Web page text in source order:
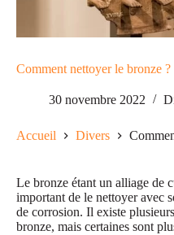
Comment nettoyer le bronze ?
30 novembre 2022
Accueil Divers
Le bronze étant un alliage de
important de le nettoyer avec
de corrosion. Il existe
bronze, mais certaines sont